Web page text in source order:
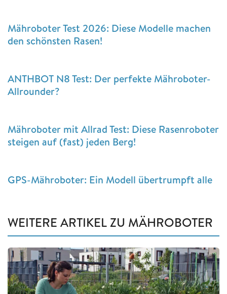
Mähroboter Test 2026: Diese Modelle machen
den schönsten Rasen!
ANTHBOT N8 Test: Der perfekte Mähroboter-
Allrounder?
Mähroboter mit Allrad Test: Diese Rasenroboter
steigen auf (fast) jeden Berg!
GPS-Mähroboter: Ein Modell übertrumpft alle
WEITERE ARTIKEL ZU MÄHROBOTER